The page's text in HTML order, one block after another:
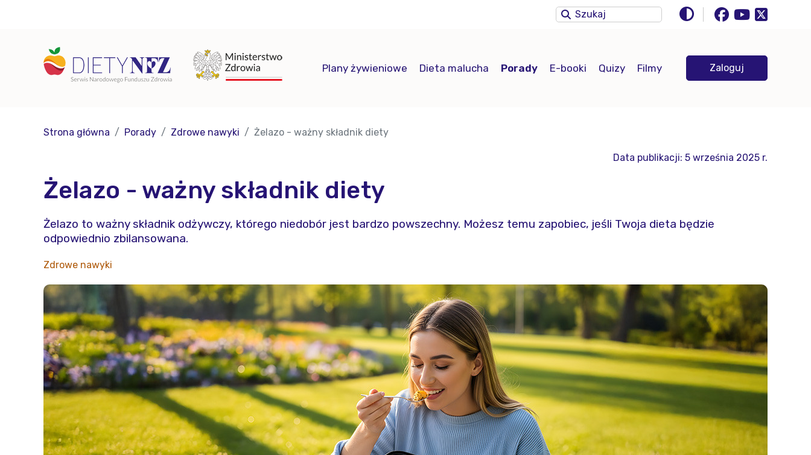
Plany żywieniowe Dieta malucha Porady E-booki Quizy Filmy Zaloguj
Strona główna Porady Zdrowe nawyki Żelazo - ważny składnik diety
Data publikacji: 5 września 2025 r.
Żelazo - ważny składnik diety
Żelazo to ważny składnik odżywczy, którego niedobór jest bardzo powszechny. Możesz temu zapobiec, jeśli Twoja dieta będzie
odpowiednio zbilansowana.
Zdrowe nawyki